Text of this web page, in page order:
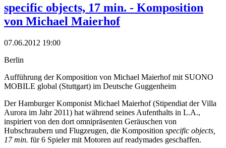
specific objects, 17 min. - Komposition
von Michael Maierhof
07.06.2012 19:00
Berlin
Aufführung der Komposition von Michael Maierhof mit SUONO
MOBILE global (Stuttgart) im Deutsche Guggenheim
Der Hamburger Komponist Michael Maierhof (Stipendiat der Villa
Aurora im Jahr 2011) hat während seines Aufenthalts in L.A.,
inspiriert von den dort omnipräsenten Geräuschen von
Hubschraubern und Flugzeugen, die Komposition specific objects,
17 min. für 6 Spieler mit Motoren auf readymades geschaffen.